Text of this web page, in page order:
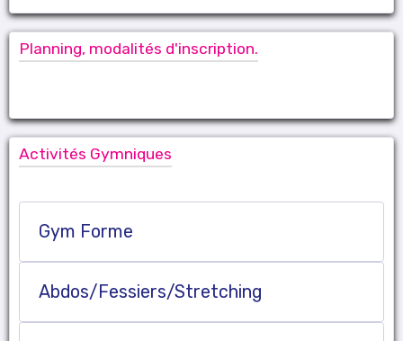
Planning, modalités d'inscription.
Activités Gymniques
Gym Forme
Abdos/Fessiers/Stretching